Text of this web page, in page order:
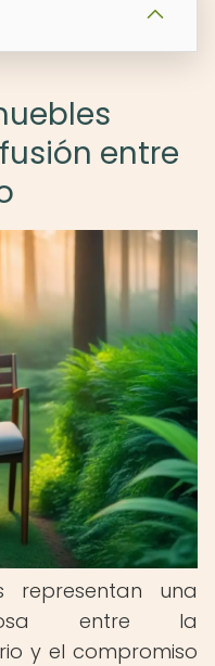
entre
representan una
entre la
y el compromiso